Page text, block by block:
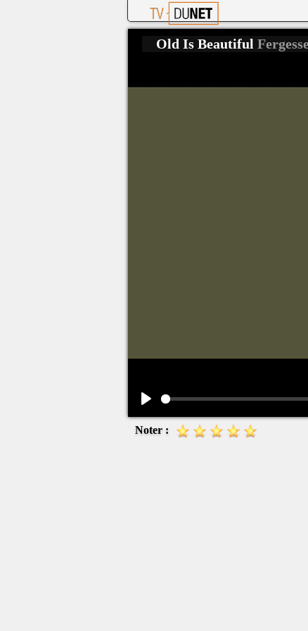
Play
Old Is Beautiful
Noter :